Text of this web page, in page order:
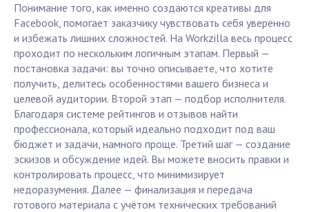
Понимание того, как именно создаются креативы для
Facebook, помогает заказчику чувствовать себя уверенно
и избежать лишних сложностей. На Workzilla весь процесс
проходит по нескольким логичным этапам. Первый —
постановка задачи: вы точно описываете, что хотите
получить, делитесь особенностями вашего бизнеса и
целевой аудитории. Второй этап — подбор исполнителя.
Благодаря системе рейтингов и отзывов найти
профессионала, который идеально подходит под ваш
бюджет и задачи, намного проще. Третий шаг — создание
эскизов и обсуждение идей. Вы можете вносить правки и
контролировать процесс, что минимизирует
недоразумения. Далее — финализация и передача
готового материала с учётом технических требований